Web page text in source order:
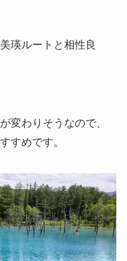
瑛ルートと相性良
変わりそうなので、
すめです。